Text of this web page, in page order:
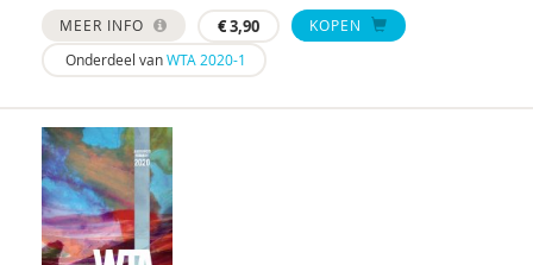
Ad van der Sijde
Els van Everdingen
Saskia van Nieuwkerk
FJ.A. van Steensel
Michel van Vliet
Annette van Zijp
MEER INFO €3,90
KOPEN
Onderdeel vanWTA 2020-1